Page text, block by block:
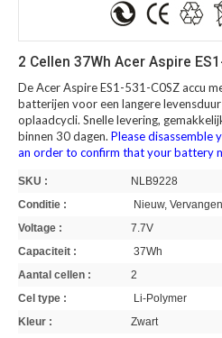
2 Cellen 37Wh Acer Aspire
De Acer Aspire ES1-531-C0SZ accu
batterijen voor een langere
oplaadcycli. Snelle levering,
binnen 30 dagen. Please disassemble
an order to confirm that your battery
SKU :
NLB9228
Conditie :
Nieuw,
Voltage :
7.7V
Capaciteit :
37Wh
Aantal cellen :
2
Cel type :
Li-Polymer
Kleur :
Zwart